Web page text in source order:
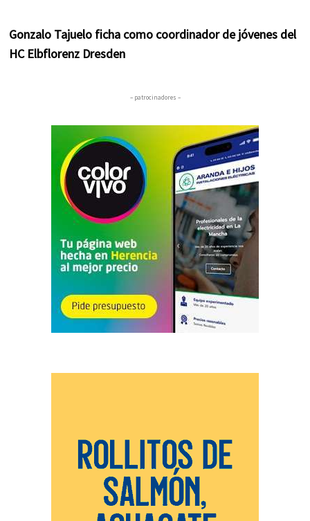
Gonzalo Tajuelo ficha como coordinador de jóvenes del
HC Elbflorenz Dresden
– patrocinadores –